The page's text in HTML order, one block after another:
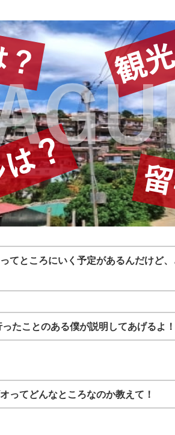
ってところにいく予定があるんだけど
たことのある僕が説明してあげるよ！
ってどんなところなのか教えて！